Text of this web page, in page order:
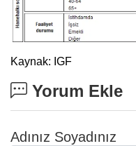
Kaynak: IGF
Yorum Ekle
Adınız Soyadınız